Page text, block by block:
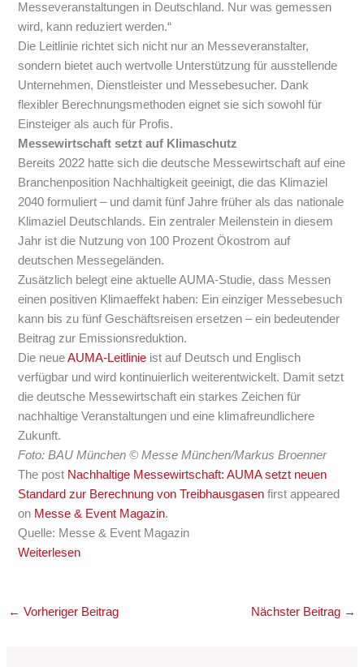
Messeveranstaltungen in Deutschland. Nur was gemessen
wird, kann reduziert werden.“
Die Leitlinie richtet sich nicht nur an Messeveranstalter,
sondern bietet auch wertvolle Unterstützung für ausstellende
Unternehmen, Dienstleister und Messebesucher. Dank
flexibler Berechnungsmethoden eignet sie sich sowohl für
Einsteiger als auch für Profis.
Messewirtschaft setzt auf Klimaschutz
Bereits 2022 hatte sich die deutsche Messewirtschaft auf eine
Branchenposition Nachhaltigkeit geeinigt, die das Klimaziel
2040 formuliert – und damit fünf Jahre früher als das nationale
Klimaziel Deutschlands. Ein zentraler Meilenstein in diesem
Jahr ist die Nutzung von 100 Prozent Ökostrom auf
deutschen Messegeländen.
Zusätzlich belegt eine aktuelle AUMA-Studie, dass Messen
einen positiven Klimaeffekt haben: Ein einziger Messebesuch
kann bis zu fünf Geschäftsreisen ersetzen – ein bedeutender
Beitrag zur Emissionsreduktion.
Die neueAUMA-Leitlinie ist auf Deutsch und Englisch
verfügbar und wird kontinuierlich weiterentwickelt. Damit setzt
die deutsche Messewirtschaft ein starkes Zeichen für
nachhaltige Veranstaltungen und eine klimafreundlichere
Zukunft.
Foto: BAU München © Messe München/Markus Broenner
The post Nachhaltige Messewirtschaft: AUMA setzt neuen
Standard zur Berechnung von Treibhausgasen first appeared
on Messe & Event Magazin.
Quelle: Messe & Event Magazin
Weiterlesen
← Vorheriger Beitrag Nächster Beitrag →